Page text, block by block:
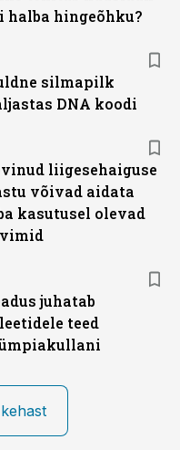
halba hingeõhku?
silmapilk
DNA koodi
liigesehaiguse
võivad aidata
kasutusel olevad
juhatab
teed